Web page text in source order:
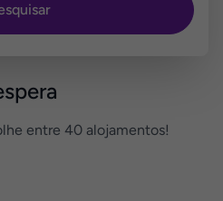
entre 40 alojamentos!